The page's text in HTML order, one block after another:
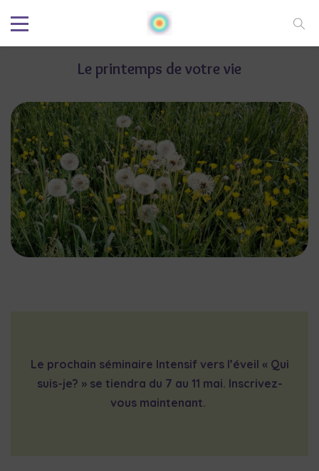
Le printemps de votre vie
Le prochain séminaire Intensif vers l’éveil « Qui
suis-je? » se tiendra du 7 au 11 mai. Inscrivez-
vous maintenant.